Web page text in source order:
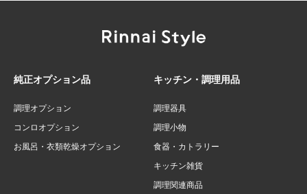
純正オプション品
調理オプション
コンロオプション
お風呂・衣類乾燥オプション
キッチン・調理用品
調理器具
調理小物
食器・カトラリー
キッチン雑貨
調理関連商品